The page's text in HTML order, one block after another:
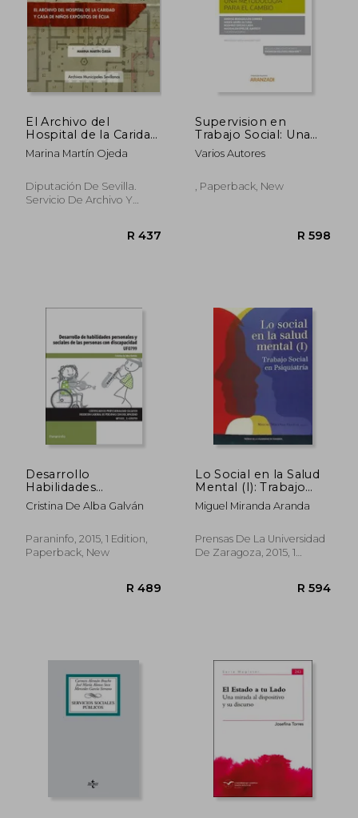
El Archivo del
Hospital de la Caridad
y Casa de Niños
Expósitos de Écija: 20
Sevillanos) (in
Spanish)
Marina Martín Ojeda
Diputación De Sevilla.
Servicio De Archivo Y
R 437
Supervision en
Trabajo Social: Una
Metodologia Para el
Cambi (in Spanish)
Varios Autores
, Paperback, New
Desarrollo
Habilidades
Personales y Sociales
Personas con
Certificado
Profesionalidad) (in
Cristina De Alba Galván
Paraninfo, 2015, 1 Edition,
Paperback, New
Lo Social en la Salud
Mental (I): Trabajo
Social en Psiquiatria
(in Spanish)
Miguel Miranda Aranda
Prensas De La Universidad
De Zaragoza, 2015, 1